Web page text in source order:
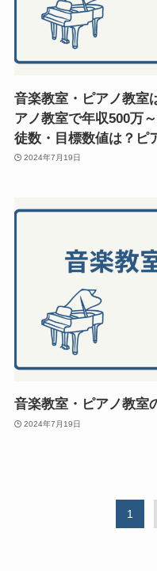
音楽教室・ピアノ教室
アノ教室で年収500万
徒数・目標数値は？ピ
2024年7月19日
音楽教室・ピアノ教室
2024年7月19日
1